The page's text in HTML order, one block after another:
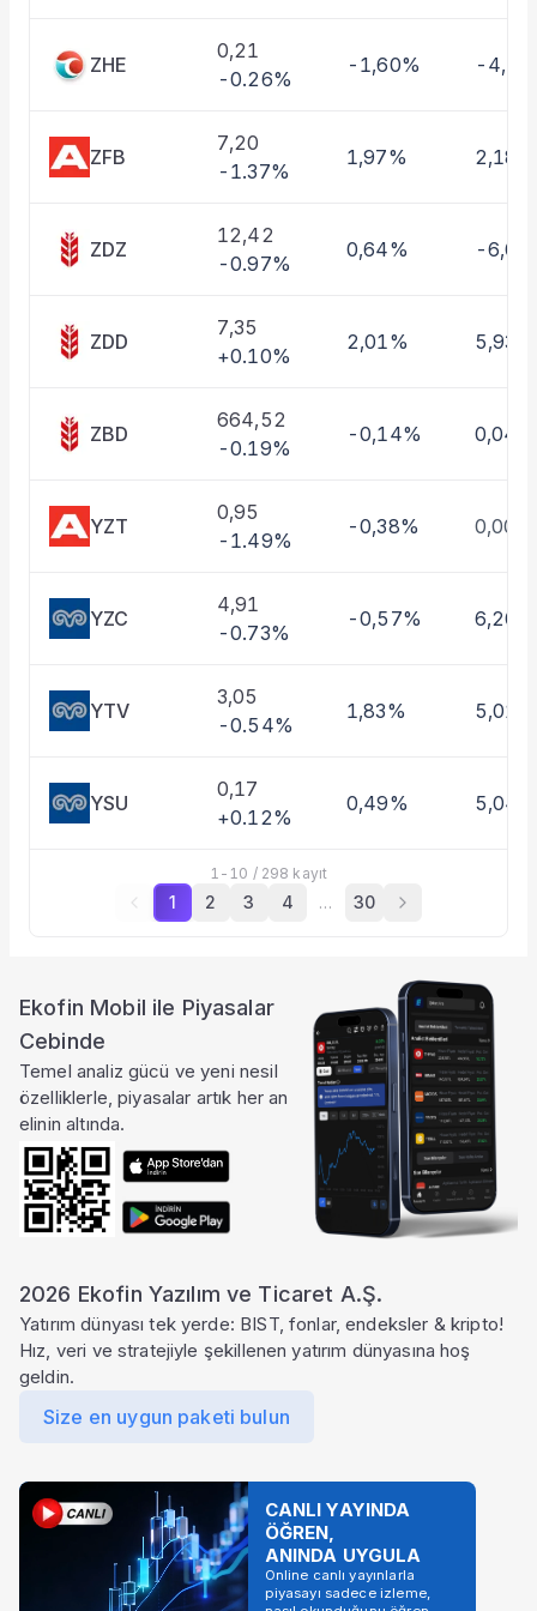
Fiyat Endeks Değişimi
ZHE
0,21
-0.26%
-1,60% -
ZFB
7,20
-1.37%
1,97% 2,18%
ZDZ
12,42
-0.97%
0,64% -
ZDD
7,35
+0.10%
2,01% 5,93%
ZBD
664,52
-0.19%
-0,14% 0,04%
YZT
0,95
-1.49%
-0,38% 0,00%
YZC
4,91
-0.73%
-0,57% 6,20%
YTV
3,05
-0.54%
1,83% 5,01%
YSU
0,17
+0.12%
0,49% 5,04%
1 - 10 / 298 kayıt
1 2 3 4 … 30
Ekofin Mobil ile Piyasalar
Cebinde
Temel analiz gücü ve yeni nesil
özelliklerle, piyasalar artık her an
elinin altında.
2026 Ekofin Yazılım ve Ticaret A.Ş.
Yatırım dünyası tek yerde: BIST, fonlar, endeksler & kripto!
Hız, veri ve stratejiyle şekillenen yatırım dünyasına hoş
geldin.
Size en uygun paketi bulun
CANLI YAYINDA
ÖĞREN,
ANINDA UYGULA
Online canlı yayınlarla
piyasayı sadece izleme,